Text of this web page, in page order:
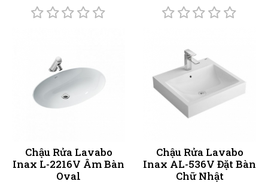
Chậu Rửa Lavabo
Inax L-2216V Âm Bàn
Oval
Chậu Rửa Lavabo
Inax AL-536V Đặt Bàn
Chữ Nhật